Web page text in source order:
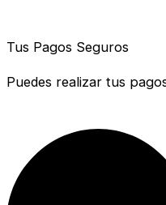
Tus Pagos Seguros
Puedes realizar tus